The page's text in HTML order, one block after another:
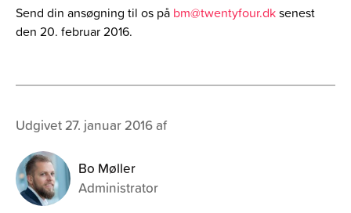
Send din ansøgning til os på bm@twentyfour.dksenest
den 20. februar 2016.
Udgivet 27. januar 2016 af
Bo Møller
Administrator